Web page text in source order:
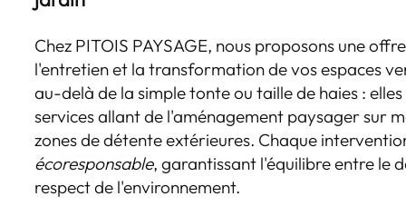
Chez PITOIS PAYSAGE, nous proposons une
l'entretien et la transformation de vos espaces
au-delà de la simple tonte ou taille de haies :
services allant de l'aménagement paysager sur
zones de détente extérieures. Chaque
écoresponsable, garantissant l'équilibre entre le
respect de l'environnement.